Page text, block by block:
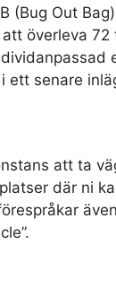
Out
överleva
ett senare
att ta
där ni